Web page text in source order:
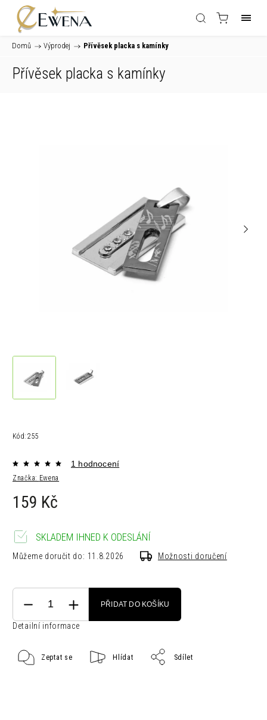
Domů / Výprodej / Přívěsek placka s kamínky
Přívěsek placka s kamínky
Kód: 255
Značka: Ewena
1 hodnocení
159 Kč
SKLADEM IHNED K ODESLÁNÍ
Můžeme doručit do: 11.8.2026 Možnosti doručení
PŘIDAT DO KOŠÍKU
Detailní informace
Zeptat se Hlídat Sdílet